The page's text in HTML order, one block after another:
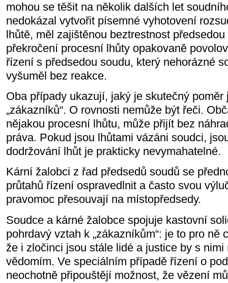
mohou se těšit na několik dalších let
nedokázal vytvořit písemné vyhotovení
lhůtě, měl zajištěnou beztrestnost
překročení procesní lhůty opakovaně
řízení s předsedou soudu, který nehorázné
vyšuměl bez reakce.
Oba případy ukazují, jaký je skutečný poměr
„zákazníků“. O rovnosti nemůže být řeči.
nějakou procesní lhůtu, může přijít bez
práva. Pokud jsou lhůtami vázáni soudci,
dodržování lhůt je prakticky nevymahatelné.
Kární žalobci z řad předsedů soudů se
průtahů řízení ospravedlnit a často svou
pravomoc přesouvají na místopředsedy.
Soudce a kárné žalobce spojuje kastovní
pohrdavý vztah k „zákazníkům“: je to pro ně
že i zločinci jsou stále lidé a justice by s
vědomím. Ve speciálním případě řízení o
neochotně připouštějí možnost, že vězení